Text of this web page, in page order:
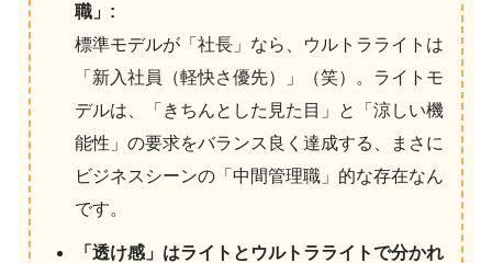
職」:
標準モデルが「社長」なら、ウルトラライトは
「新入社員（軽快さ優先）」（笑）。ライトモ
デルは、「きちんとした見た目」と「涼しい機
能性」の要求をバランス良く達成する、まさに
ビジネスシーンの「中間管理職」的な存在なん
です。
「透け感」はライトとウルトラライトで分かれ